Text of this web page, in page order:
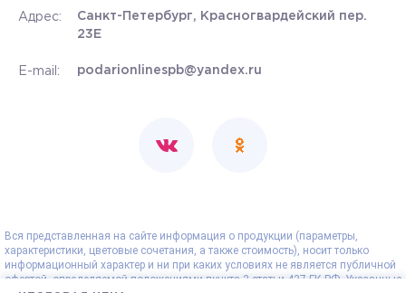
Адрес:
Санкт-Петербург, Красногвардейский пер.
23Е
E-mail: podarionlinespb@yandex.ru
Вся представленная на сайте информация о продукции (параметры,
характеристики, цветовые сочетания, а также стоимость), носит только
информационный характер и ни при каких условиях не является публичной
офертой, определяемой положениями пункта 2 статьи 437 ГК РФ. Указанные